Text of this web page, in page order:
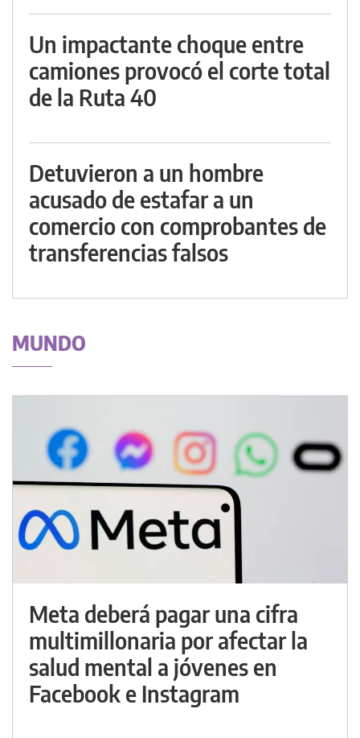
Un impactante choque entre
camiones provocó el corte total
de la Ruta 40
Detuvieron a un hombre
acusado de estafar a un
comercio con comprobantes de
transferencias falsos
MUNDO
Meta deberá pagar una cifra
multimillonaria por afectar la
salud mental a jóvenes en
Facebook e Instagram